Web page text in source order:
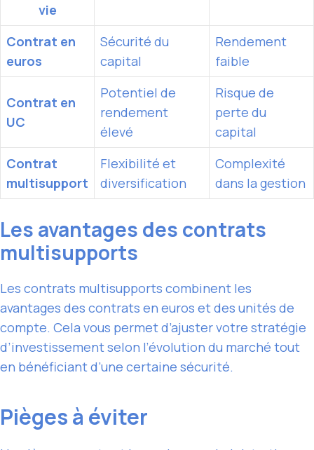
vie
Contrat en
euros
Sécurité du
capital
Rendement
faible
Contrat en
UC
Potentiel de
rendement
élevé
Risque de
perte du
capital
Contrat
multisupport
Flexibilité et
diversification
Complexité
dans la gestion
Les avantages des contrats
multisupports
Les contrats multisupports combinent les
avantages des contrats en euros et des unités de
compte. Cela vous permet d’ajuster votre stratégie
d’investissement selon l’évolution du marché tout
en bénéficiant d’une certaine sécurité.
Pièges à éviter